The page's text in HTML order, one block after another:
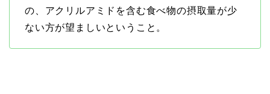
の、アクリルアミドを含む食べ物の摂取量が少
ない方が望ましいということ。